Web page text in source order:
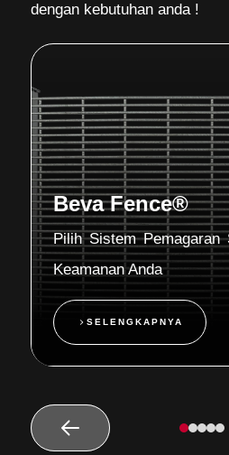
dengan kebutuhan anda !
Beva Fence®
Pilih Sistem Pemagaran
Keamanan Anda
SELENGKAPNYA